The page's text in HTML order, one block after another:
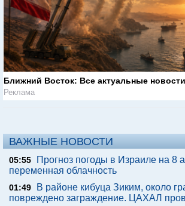
Ближний Восток: Все актуальные
Реклама
ВАЖНЫЕ НОВОСТИ
05:55
Прогноз погоды в Израиле на 8
переменная облачность
01:49
В районе кибуца Зиким, около
повреждено заграждение. ЦАХАЛ